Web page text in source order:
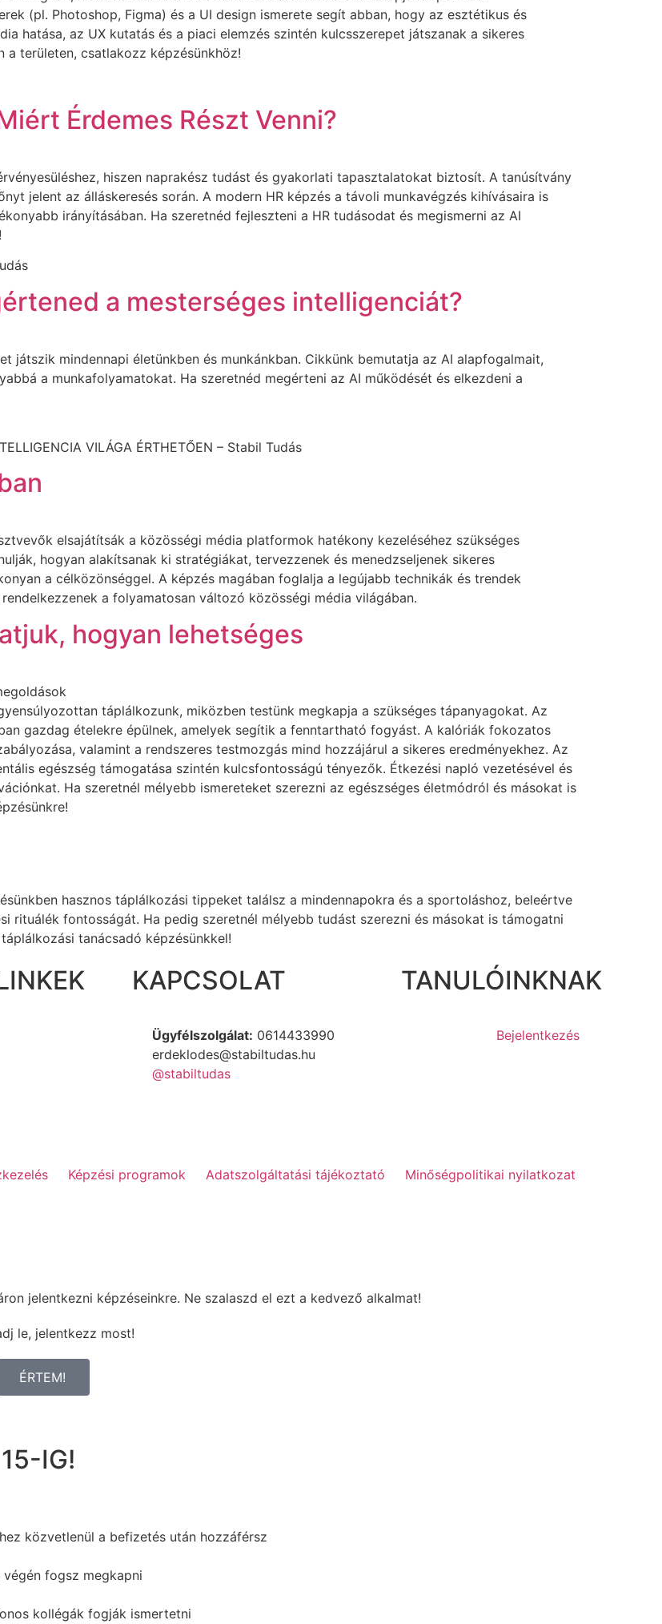
(pl. Photoshop, Figma) és a UI design ismerete segít abban, hogy az esztétikus és
hatása, az UX kutatás és a piaci elemzés szintén kulcsszerepet játszanak a sikeres
a területen, csatlakozz képzésünkhöz!
Érdemes Részt Venni?
hiszen naprakész tudást és gyakorlati tapasztalatokat biztosít. A tanúsítvány
jelent az álláskeresés során. A modern HR képzés a távoli munkavégzés kihívásaira is
irányításában. Ha szeretnéd fejleszteni a HR tudásodat és megismerni az AI
a mesterséges intelligenciát?
játszik mindennapi életünkben és munkánkban. Cikkünk bemutatja az AI alapfogalmait,
a munkafolyamatokat. Ha szeretnéd megérteni az AI működését és elkezdeni a
VILÁGA ÉRTHETŐEN – Stabil Tudás
elsajátítsák a közösségi média platformok hatékony kezeléséhez szükséges
hogyan alakítsanak ki stratégiákat, tervezzenek és menedzseljenek sikeres
a célközönséggel. A képzés magában foglalja a legújabb technikák és trendek
a folyamatosan változó közösségi média világában.
hogyan lehetséges
táplálkozunk, miközben testünk megkapja a szükséges tápanyagokat. Az
gazdag ételekre épülnek, amelyek segítik a fenntartható fogyást. A kalóriák fokozatos
valamint a rendszeres testmozgás mind hozzájárul a sikeres eredményekhez. Az
egészség támogatása szintén kulcsfontosságú tényezők. Étkezési napló vezetésével és
Ha szeretnél mélyebb ismereteket szerezni az egészséges életmódról és másokat is
hasznos táplálkozási tippeket találsz a mindennapokra és a sportoláshoz, beleértve
rituálék fontosságát. Ha pedig szeretnél mélyebb tudást szerezni és másokat is támogatni
tanácsadó képzésünkkel!
KAPCSOLAT
Ügyfélszolgálat: 0614433990
erdeklodes@stabiltudas.hu
@stabiltudas
TANULÓINKNAK
Bejelentkezés
Képzési programok Adatszolgáltatási tájékoztató Minőségpolitikai nyilatkozat
jelentkezni képzéseinkre. Ne szalaszd el ezt a kedvező alkalmat!
le, jelentkezz most!
ÉRTEM!
IG!
közvetlenül a befizetés után hozzáférsz
fogsz megkapni
kollégák fogják ismertetni